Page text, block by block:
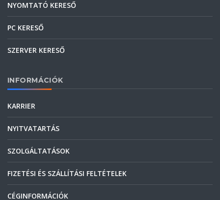
NYOMTATÓ KERESŐ
PC KERESŐ
SZERVER KERESŐ
INFORMÁCIÓK
KARRIER
NYITVATARTÁS
SZOLGÁLTATÁSOK
FIZETÉSI ÉS SZÁLLÍTÁSI FELTÉTELEK
CÉGINFORMÁCIÓK